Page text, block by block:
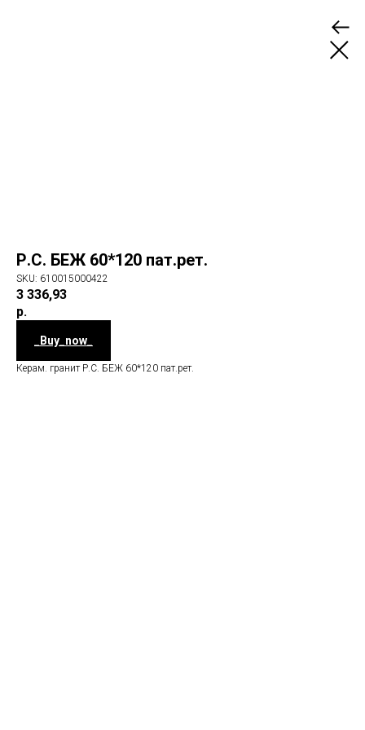
Р.С. БЕЖ 60*120 пат.рет.
SKU: 610015000422
3 336,93
р.
_Buy_now_
Керам. гранит Р.С. БЕЖ 60*120 пат.рет.